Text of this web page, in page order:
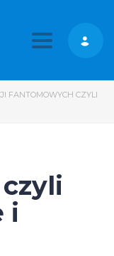
Toggle
FANTOMOWYCH CZYLI
i